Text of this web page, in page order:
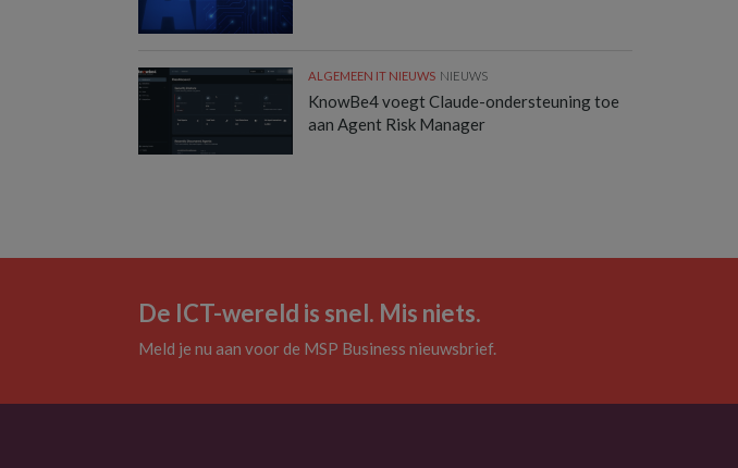
ALGEMEEN IT NIEUWS NIEUWS
KnowBe4 voegt Claude-ondersteuning toe
aan Agent Risk Manager
De ICT-wereld is snel. Mis niets.
Meld je nu aan voor de MSP Business nieuwsbrief.